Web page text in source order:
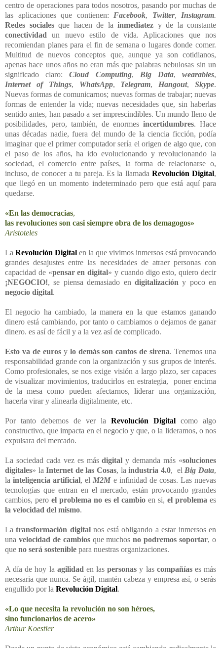
centro de operaciones para todos nosotros, pasando por muchas de
las aplicaciones que contienen: Facebook, Twitter, Instagram.
Redes sociales que hacen de la inmediatez y de la constante
conectividad un nuevo estilo de vida. Aplicaciones que nos
recomiendan planes para el fin de semana o lugares donde comer.
Multitud de nuevos conceptos que, aunque ya son cotidianos,
apenas hace unos años no eran más que palabras nebulosas sin un
significado claro:Cloud Computing, Big Data,wearables,
Internet of Things, WhatsApp, Telegram, Hangout,Skype.
Nuevas formas de comunicarnos; nuevas formas de trabajar; nuevas
formas de entender la vida; nuevas necesidades que, sin haberlas
sentido antes, han pasado a ser imprescindibles. Un mundo lleno de
posibilidades, pero, también, de enormes incertidumbres. Hace
unas décadas nadie, fuera del mundo de la ciencia ficción, podía
imaginar que el primer computador sería el origen de algo que, con
el paso de los años, ha ido evolucionando y revolucionando la
sociedad, el comercio entre países, la forma de relacionarse o,
incluso, de conocer a tu pareja. Es la llamada Revolución Digital,
que llegó en un momento indeterminado pero que está aquí para
quedarse.
«En las democracias,
las revoluciones son casi siempre obra de los demagogos»
Aristoteles
La Revolución Digital en la que vivimos inmersos está provocando
grandes desajustes entre las necesidades de atraer personas con
capacidad de «pensar en digital» y cuando digo esto, quiero decir
¡NEGOCIO!, se piensa demasiado en digitalización y poco en
negocio digital.
El negocio ha cambiado, la manera en la que estamos ganando
dinero está cambiando, por tanto o cambiamos o dejamos de ganar
dinero. es así de fácil y a la vez así de complicado.
Esto va de eurosy lo demás son cantos de sirena. Tenemos una
responsabilidad grande con la organización y sus grupos de interés.
Como profesionales, se nos exige visión a largo plazo, ser capaces
de visualizar movimientos, traducirlos en estrategia, poner encima
de la mesa como pueden afectarnos, liderar una organización,
hacerla virar y alinearla digitalmente, etc.
Por tanto debemos de ver la Revolución Digital como algo
constructivo, que impacta en el negocio y que, o la lideramos, o nos
expulsara del mercado.
La sociedad cada vez es másdigitaly demanda más «soluciones
digitales» laInternet de las Cosas, laindustria 4.0, el Big Data,
lainteligencia artificial, el M2M e infinidad de cosas. Las nuevas
tecnologías que entran en el mercado, están provocando grandes
cambios, pero el problema no es el cambio en si, el problema es
la velocidad del mismo.
Latransformación digitalnos está obligando a estar inmersos en
una velocidad de cambiosque muchosno podremos soportar, o
que no será sostenible para nuestras organizaciones.
A día de hoy la agilidad en laspersonas y las compañíases más
necesaria que nunca. Se ágil, mantén cabeza y empresa así, o serás
engullido por la Revolución Digital.
«Lo que necesita la revolución no son héroes,
sino funcionarios de acero»
Arthur Koestler